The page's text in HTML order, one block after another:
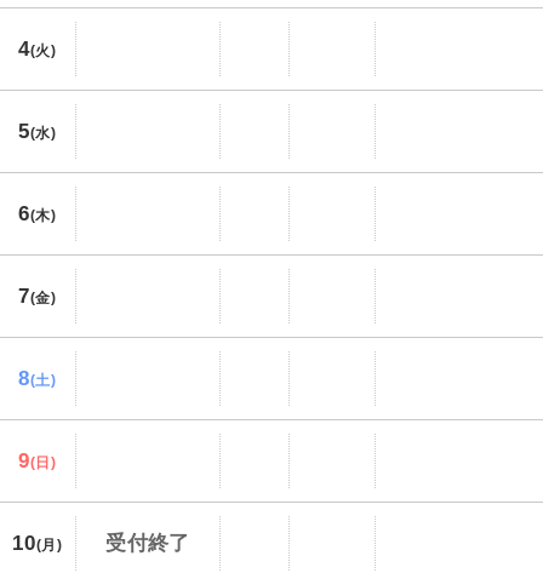
4(火)
5(水)
6(木)
7(金)
8(土)
9(日)
10(月) 受付終了